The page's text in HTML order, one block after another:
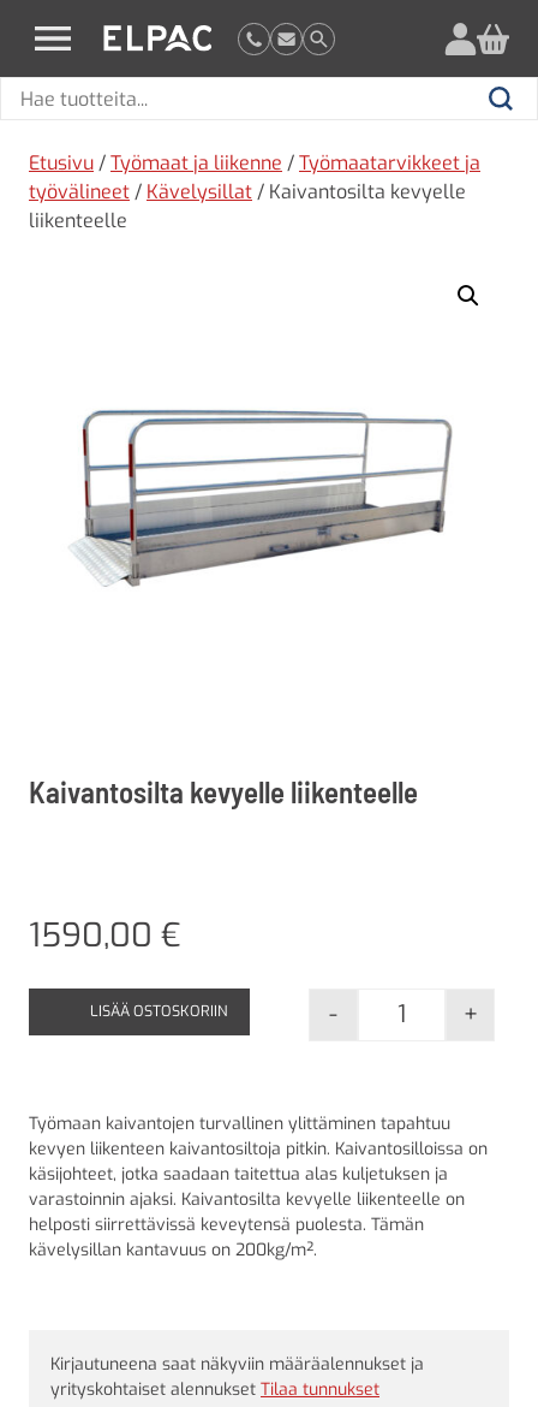
elpac.fi
Hae
Hae
Etusivu /Työmaat ja liikenne /Työmaatarvikkeet ja
työvälineet / Kävelysillat / Kaivantosilta kevyelle
liikenteelle
Kaivantosilta kevyelle liikenteelle
1590,00 €
Kaivantosilta
- +
LISÄÄ OSTOSKORIIN
Työmaan kaivantojen turvallinen ylittäminen tapahtuu
kevyen liikenteen kaivantosiltoja pitkin. Kaivantosilloissa on
käsijohteet, jotka saadaan taitettua alas kuljetuksen ja
varastoinnin ajaksi. Kaivantosilta kevyelle liikenteelle on
helposti siirrettävissä keveytensä puolesta. Tämän
kävelysillan kantavuus on 200kg/m².
Kirjautuneena saat näkyviin määräalennukset ja
yrityskohtaiset alennukset Tilaa tunnukset